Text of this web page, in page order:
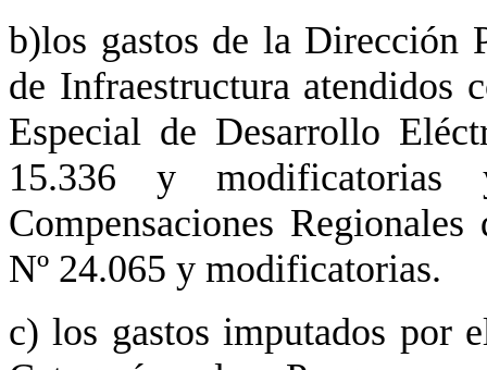
b)los gastos de la Dirección
de Infraestructura atendidos
Especial de Desarrollo
15.336 y
Compensaciones
Nº 24.065 y modificatorias.
c) los gastos imputados por